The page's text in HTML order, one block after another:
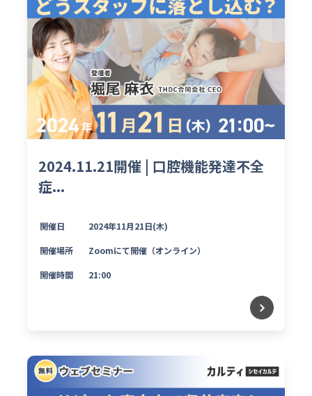
2024.11.21開催 | 口腔機能発達不全
症...
開催日 2024年11月21日(木)
開催場所 Zoomにて開催（オンライン）
開催時間 21:00